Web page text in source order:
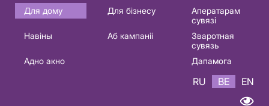
Основная
навигация
Для дому Для бізнесу
Аператарам
сувязі
Навіны
Аб кампаніі
Зваротная
сувязь
Адно акно
Дапамога
RU BE EN